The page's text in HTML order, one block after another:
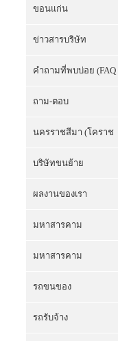
ขอนแก่น
ข่าวสารบริษัท
คำถามที่พบบ่อย (FAQ
ถาม-ตอบ
นครราชสีมา (โคราช
บริษัทขนย้าย
ผลงานของเรา
มหาสารคาม
มหาสารคาม
รถขนของ
รถรับจ้าง